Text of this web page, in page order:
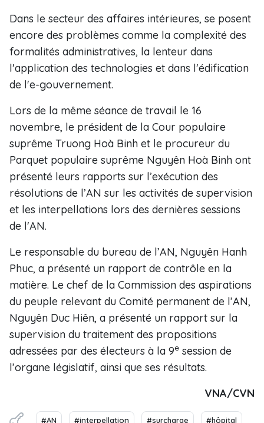
Dans le secteur des affaires intérieures, se posent
encore des problèmes comme la complexité des
formalités administratives, la lenteur dans
l'application des technologies et dans l'édification
de l'e-gouvernement.
Lors de la même séance de travail le 16
novembre, le président de la Cour populaire
suprême Truong Hoà Binh et le procureur du
Parquet populaire suprême Nguyên Hoà Binh ont
présenté leurs rapports sur l’exécution des
résolutions de l’AN sur les activités de supervision
et les interpellations lors des dernières sessions
de l'AN.
Le responsable du bureau de l’AN, Nguyên Hanh
Phuc, a présenté un rapport de contrôle en la
matière. Le chef de la Commission des aspirations
du peuple relevant du Comité permanent de l’AN,
Nguyên Duc Hiên, a présenté un rapport sur la
supervision du traitement des propositions
adressées par des électeurs à la 9e session de
l’organe législatif, ainsi que ses résultats.
VNA/CVN
#AN #interpellation #surcharge #hôpital